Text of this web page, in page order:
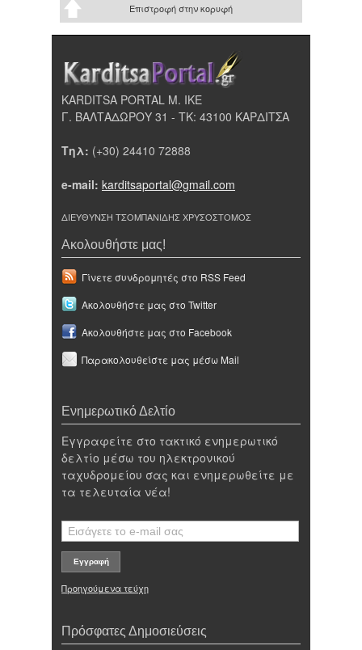
Επιστροφή στην κορυφή
KARDITSA PORTAL Μ. ΙΚΕ
Γ. ΒΑΛΤΑΔΩΡΟΥ 31 - ΤΚ: 43100 ΚΑΡΔΙΤΣΑ
Τηλ: (+30) 24410 72888
e-mail: karditsaportal@gmail.com
ΔΙΕΥΘΥΝΣΗ ΤΣΟΜΠΑΝΙΔΗΣ ΧΡΥΣΟΣΤΟΜΟΣ
Ακολουθήστε μας!
Γίνετε συνδρομητές στο RSS Feed
Ακολουθήστε μας στο Twitter
Ακολουθήστε μας στο Facebook
Παρακολουθείστε μας μέσω Mail
Ενημερωτικό Δελτίο
Εγγραφείτε στο τακτικό ενημερωτικό
δελτίο μέσω του ηλεκτρονικού
ταχυδρομείου σας και ενημερωθείτε με
τα τελευταία νέα!
Προηγούμενα τεύχη
Πρόσφατες Δημοσιεύσεις